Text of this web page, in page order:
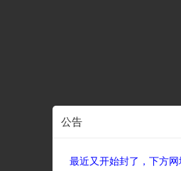
公告
最近又开始封了，下方